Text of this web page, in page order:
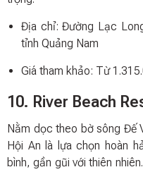
Địa chỉ: Đường Lạc
tỉnh Quảng Nam
Giá tham khảo: Từ
10. River Beach
Nằm dọc theo bờ sông Đế
Hội An là lựa chọn hoàn
bình, gần gũi với thiên